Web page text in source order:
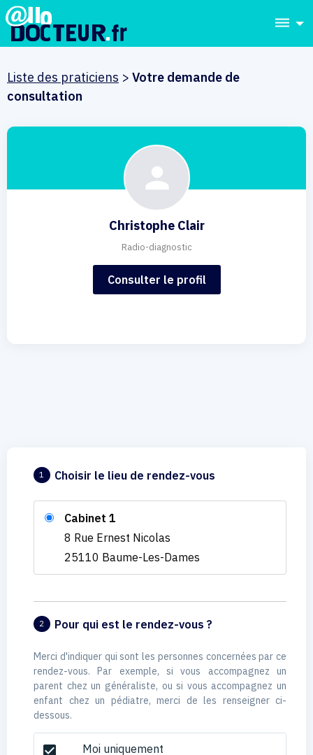
dehaze
Liste des praticiens > Votre demande de
consultation
Christophe Clair
Radio-diagnostic
Consulter le profil
1 Choisir le lieu de rendez-vous
Cabinet 1
8 Rue Ernest Nicolas
25110 Baume-Les-Dames
2 Pour qui est le rendez-vous ?
Merci d'indiquer qui sont les personnes concernées par ce
rendez-vous. Par exemple, si vous accompagnez un
parent chez un généraliste, ou si vous accompagnez un
enfant chez un pédiatre, merci de les renseigner ci-
dessous.
check_box Moi uniquement